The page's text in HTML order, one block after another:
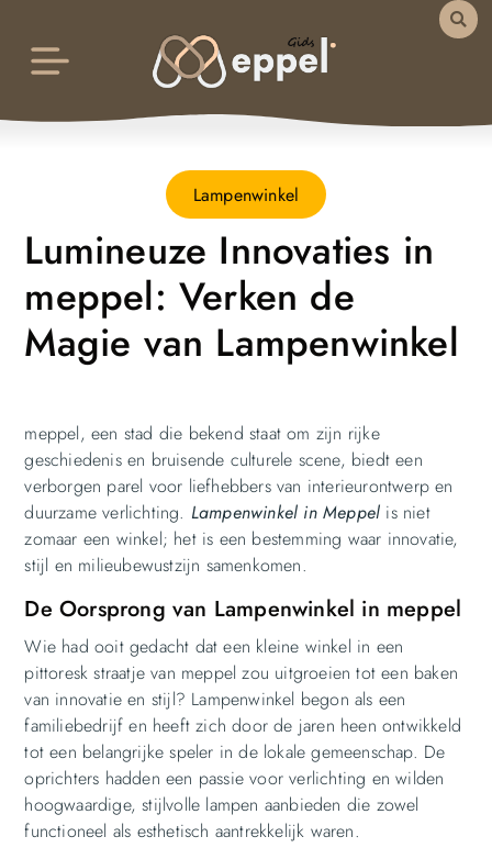
Lampenwinkel
Lumineuze Innovaties in
meppel: Verken de
Magie van Lampenwinkel
meppel, een stad die bekend staat om zijn rijke
geschiedenis en bruisende culturele scene, biedt een
verborgen parel voor liefhebbers van interieurontwerp en
duurzame verlichting. Lampenwinkel in Meppel is niet
zomaar een winkel; het is een bestemming waar innovatie,
stijl en milieubewustzijn samenkomen.
De Oorsprong van Lampenwinkel in meppel
Wie had ooit gedacht dat een kleine winkel in een
pittoresk straatje van meppel zou uitgroeien tot een baken
van innovatie en stijl? Lampenwinkel begon als een
familiebedrijf en heeft zich door de jaren heen ontwikkeld
tot een belangrijke speler in de lokale gemeenschap. De
oprichters hadden een passie voor verlichting en wilden
hoogwaardige, stijlvolle lampen aanbieden die zowel
functioneel als esthetisch aantrekkelijk waren.